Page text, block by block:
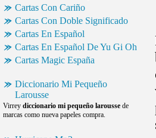
Cartas Con Cariño
Cartas Con Doble Significado
Cartas En Español
Cartas En Español De Yu Gi Oh
Cartas Magic España
Diccionario Mi Pequeño
Larousse
Virrey diccionario mi pequeño larousse de
marcas como nueva papeles compra.